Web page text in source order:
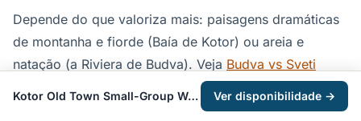
Depende do que valoriza mais: paisagens dramáticas
de montanha e fiorde (Baía de Kotor) ou areia e
natação (a Riviera de Budva). Veja Budva vs Sveti
para a comparação direta — muitos casais em
lua de mel dividem a semana entre as duas.
Kotor Old Town Small-Group Walking Tour Ver disponibilidade →